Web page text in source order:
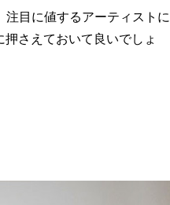
注目に値するアーティストに
さえておいて良いでしょ